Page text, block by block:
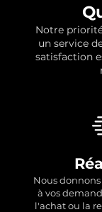
Notre
un service
satisfaction
Nousdonnons
à vos
l'achat ou la